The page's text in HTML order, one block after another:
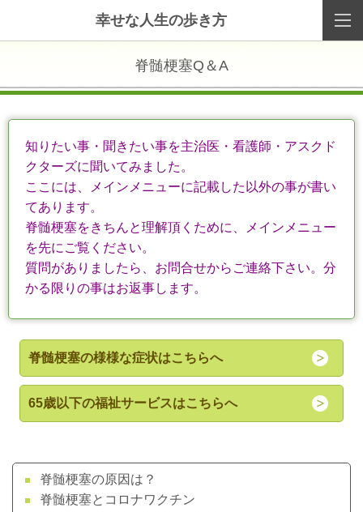
幸せな人生の歩き方
脊髄梗塞Q＆A
知りたい事・聞きたい事を主治医・看護師・アスクド
クターズに聞いてみました。
ここには、メインメニューに記載した以外の事が書い
てあります。
脊髄梗塞をきちんと理解頂くために、メインメニュー
を先にご覧ください。
質問がありましたら、お問合せからご連絡下さい。分
かる限りの事はお返事します。
脊髄梗塞の様様な症状はこちらへ
65歳以下の福祉サービスはこちらへ
脊髄梗塞の原因は？
脊髄梗塞とコロナワクチン